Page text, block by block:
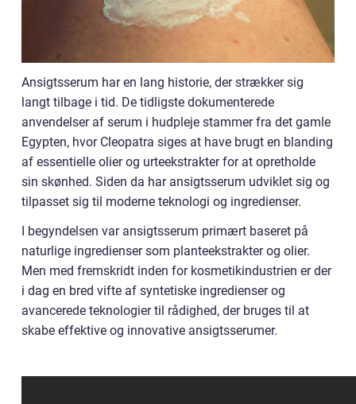
Ansigtsserum har en lang historie, der strækker sig
langt tilbage i tid. De tidligste dokumenterede
anvendelser af serum i hudpleje stammer fra det gamle
Egypten, hvor Cleopatra siges at have brugt en blanding
af essentielle olier og urteekstrakter for at opretholde
sin skønhed. Siden da har ansigtsserum udviklet sig og
tilpasset sig til moderne teknologi og ingredienser.
I begyndelsen var ansigtsserum primært baseret på
naturlige ingredienser som planteekstrakter og olier.
Men med fremskridt inden for kosmetikindustrien er der
i dag en bred vifte af syntetiske ingredienser og
avancerede teknologier til rådighed, der bruges til at
skabe effektive og innovative ansigtsserumer.